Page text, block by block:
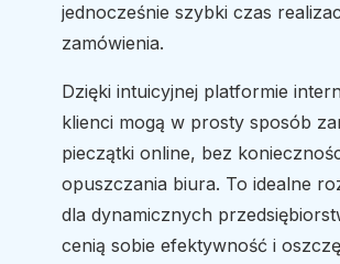
jednocześnie szybki czas
zamówienia.
Dzięki intuicyjnej platformie
klienci mogą w prosty sposób
pieczątki online, bez
opuszczania biura. To idealne
dla dynamicznych
cenią sobie efektywność i